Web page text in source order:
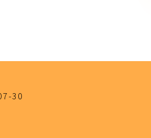
30